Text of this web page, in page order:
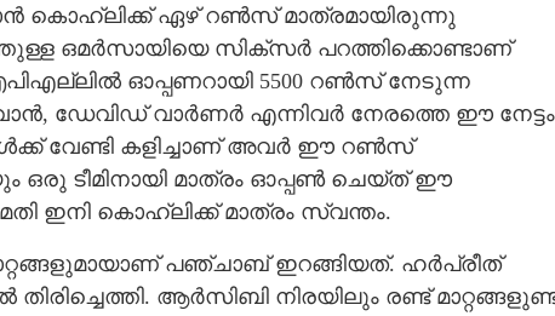
കൊ‌ഹ്‌ലിക്ക് ഏഴ് റൺസ് മാത്രമായിരുന്നു
ഒമർസായിയെ സിക്സർ പറത്തിക്കൊണ്ടാണ്
ഓപ്പണറായി 5500 റൺസ് നേടുന്ന
ഡേവിഡ് വാർണർ എന്നിവർ നേരത്തെ ഈ നേട്ടം
വേണ്ടി കളിച്ചാണ് അവർ ഈ റൺസ്
ഒരു ടീമിനായി മാത്രം ഓപ്പൺ ചെയ്ത് ഈ
ഇനി കൊ‌ഹ്‌ലിക്ക് മാത്രം സ്വന്തം.
പഞ്ചാബ് ഇറങ്ങിയത്. ഹർപ്രീത്
ആർസിബി നിരയിലും രണ്ട്